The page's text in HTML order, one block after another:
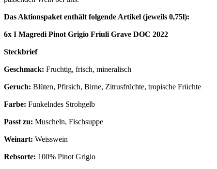
Das Aktionspaket enthält folgende Artikel (jeweils 0,75l):
6x I Magredi Pinot Grigio Friuli Grave DOC 2022
Steckbrief
Geschmack: Fruchtig, frisch, mineralisch
Geruch: Blüten, Pfirsich, Birne, Zitrusfrüchte, tropische Früchte
Farbe: Funkelndes Strohgelb
Passt zu: Muscheln, Fischsuppe
Weinart: Weisswein
Rebsorte: 100% Pinot Grigio